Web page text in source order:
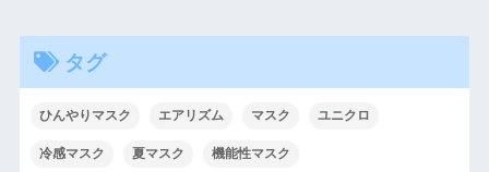
タグ
ひんやりマスク エアリズム マスク ユニクロ
冷感マスク 夏マスク 機能性マスク